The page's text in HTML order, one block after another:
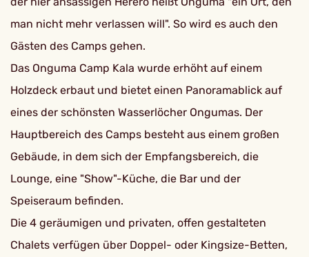
man nicht mehr verlassen will". So wird es auch den
Gästen des Camps gehen.
Das Onguma Camp Kala wurde erhöht auf einem
Holzdeck erbaut und bietet einen Panoramablick auf
eines der schönsten Wasserlöcher Ongumas. Der
Hauptbereich des Camps besteht aus einem großen
Gebäude, in dem sich der Empfangsbereich, die
Lounge, eine "Show"-Küche, die Bar und der
Speiseraum befinden.
Die 4 geräumigen und privaten, offen gestalteten
Chalets verfügen über Doppel- oder Kingsize-Betten,